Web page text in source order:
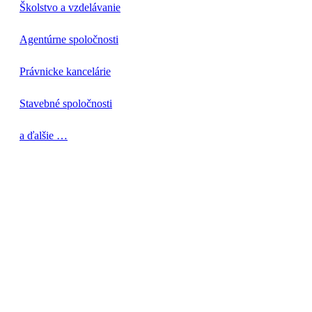
Školstvo a vzdelávanie
Agentúrne spoločnosti
Právnicke kancelárie
Stavebné spoločnosti
a ďalšie …